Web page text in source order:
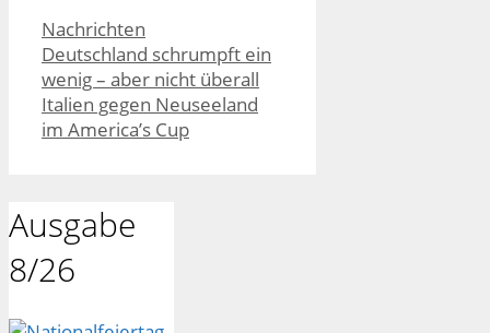
Kategorien
Nachrichten
Deutschland schrumpft ein
wenig – aber nicht überall
Italien gegen Neuseeland
im America’s Cup
Ausgabe
8/26